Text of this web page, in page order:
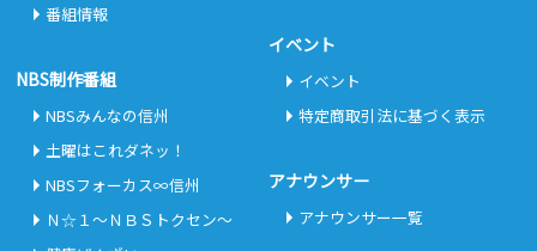
番組情報
NBS制作番組
NBSみんなの信州
土曜はこれダネッ！
NBSフォーカス∞信州
Ｎ☆１～ＮＢＳトクセン～
イベント
イベント
特定商取引法に基づく表示
アナウンサー
アナウンサー一覧